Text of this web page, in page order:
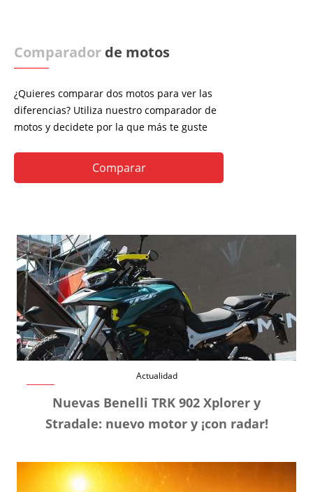
Comparador de motos
¿Quieres comparar dos motos para ver las
diferencias? Utiliza nuestro comparador de
motos y decidete por la que más te guste
Comparar
Actualidad
Nuevas Benelli TRK 902 Xplorer y
Stradale: nuevo motor y ¡con radar!